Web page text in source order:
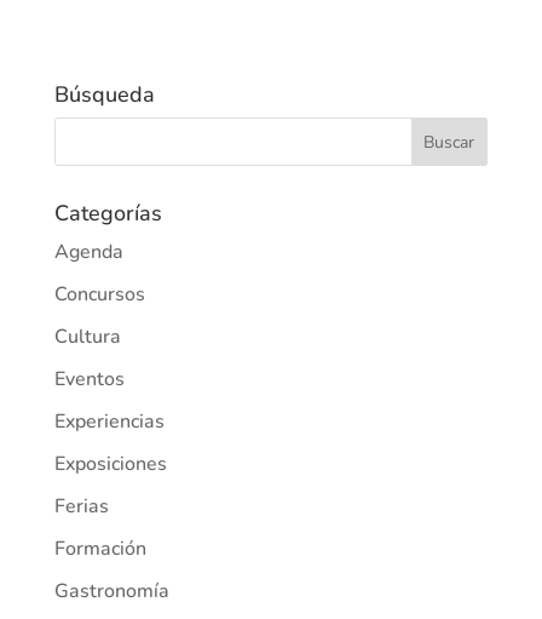
Búsqueda
Categorías
Agenda
Concursos
Cultura
Eventos
Experiencias
Exposiciones
Ferias
Formación
Gastronomía